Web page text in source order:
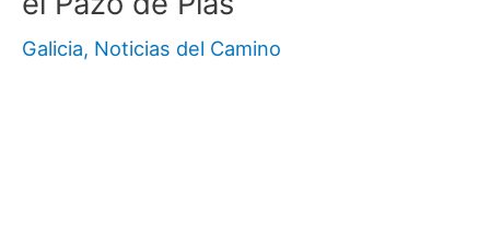
Galicia, Noticias del Camino